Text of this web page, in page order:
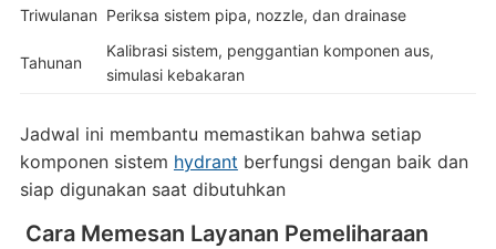
Triwulanan Periksa sistem pipa, nozzle, dan drainase
Tahunan
Kalibrasi sistem, penggantian komponen aus,
simulasi kebakaran
Jadwal ini membantu memastikan bahwa setiap
komponen sistem hydrant berfungsi dengan baik dan
siap digunakan saat dibutuhkan
Cara Memesan Layanan Pemeliharaan